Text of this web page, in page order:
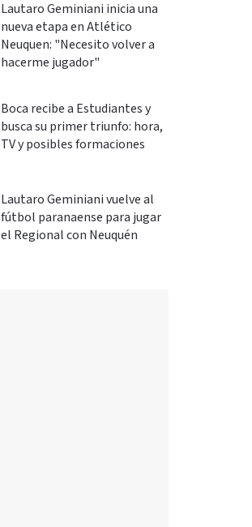
Lautaro Geminiani inicia una
nueva etapa en Atlético
Neuquen: "Necesito volver a
hacerme jugador"
Boca recibe a Estudiantes y
busca su primer triunfo: hora,
TV y posibles formaciones
Lautaro Geminiani vuelve al
fútbol paranaense para jugar
el Regional con Neuquén